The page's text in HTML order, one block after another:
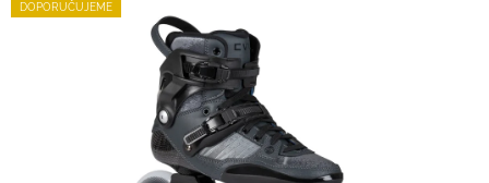
DOPORUČUJEME